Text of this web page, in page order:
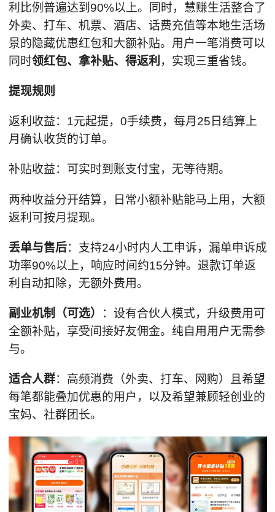
利比例普遍达到90%以上。同时，慧赚生活整合了
外卖、打车、机票、酒店、话费充值等本地生活场
景的隐藏优惠红包和大额补贴。用户一笔消费可以
同时领红包、拿补贴、得返利 ，实现三重省钱。
提现规则
返利收益：1元起提，0手续费，每月25日结算上
月确认收货的订单。
补贴收益：可实时到账支付宝，无等待期。
两种收益分开结算，日常小额补贴能马上用，大额
返利可按月提现。
丢单与售后：支持24小时内人工申诉，漏单申诉成
功率90%以上，响应时间约15分钟。退款订单返
利自动扣除，无额外费用。
副业机制（可选）
：设有合伙人模式，升级费用可
全额补贴，享受间接好友佣金。纯自用用户无需参
与。
适合人群：高频消费（外卖、打车、网购）且希望
每笔都能叠加优惠的用户，以及希望兼顾轻创业的
宝妈、社群团长。